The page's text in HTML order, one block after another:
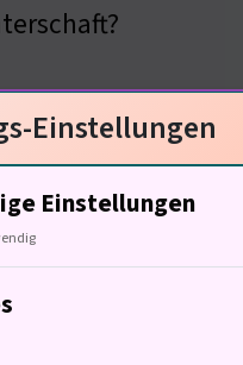
auf
Einstellungen
Einstellungen